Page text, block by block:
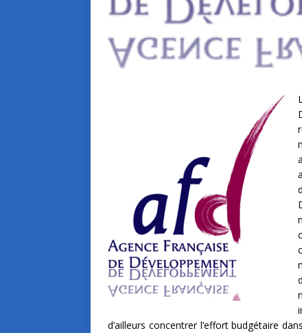
d’ailleurs concentrer l’effort budgétaire